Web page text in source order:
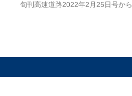
旬刊高速道路2022年2月25日号から